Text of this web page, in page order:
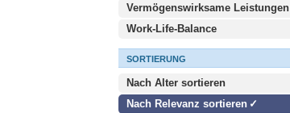
Vermögenswirksame Leistungen
Work-Life-Balance
SORTIERUNG
Nach Alter sortieren
Nach Relevanz sortieren